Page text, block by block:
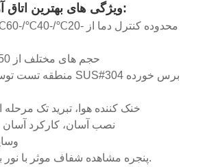
ویژگی های بهترین اتاق آزمایش آب و هوا:
· حجم های مختلف از 50 لیتر تا 1000 لیتر
· خنک کننده هوا، تبرید تک
· نصب آسان، کارکرد
·
· پنجره مشاهده شفاف موثر با نور برای مشاهده بهتر.